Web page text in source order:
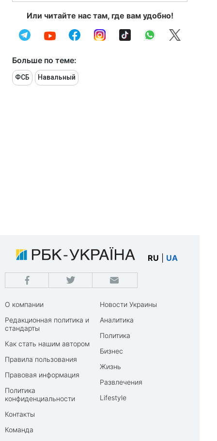
Или читайте нас там, где вам удобно!
Больше по теме:
ФСБ Навальный
RU UA
О компании
Редакционная политика и
стандарты
Как стать нашим автором
Правила пользования
Правовая информация
Политика
конфиденциальности
Контакты
Команда
Новости Украины
Аналитика
Политика
Бизнес
Жизнь
Развлечения
Lifestyle